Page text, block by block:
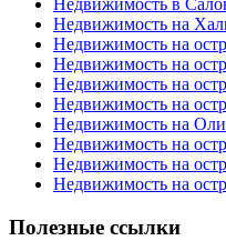
Недвижимость в
Недвижимость на
Недвижимость на
Недвижимость на
Недвижимость на
Недвижимость на
Недвижимость на
Недвижимость на
Недвижимость на
Недвижимость на
Полезные ссылки